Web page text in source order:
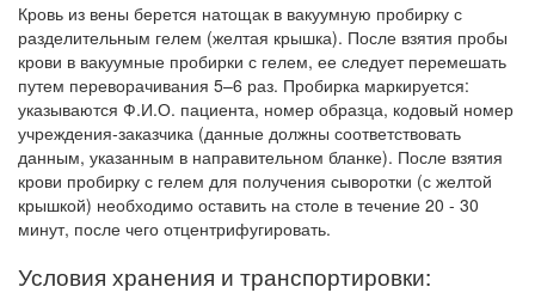
Кровь из вены берется натощак в вакуумную пробирку с
разделительным гелем (желтая крышка). После взятия пробы
крови в вакуумные пробирки с гелем, ее следует перемешать
путем переворачивания 5–6 раз. Пробирка маркируется:
указываются Ф.И.О. пациента, номер образца, кодовый номер
учреждения-заказчика (данные должны соответствовать
данным, указанным в направительном бланке). После взятия
крови пробирку с гелем для получения сыворотки (с желтой
крышкой) необходимо оставить на столе в течение 20 - 30
минут, после чего отцентрифугировать.
Условия хранения и транспортировки: